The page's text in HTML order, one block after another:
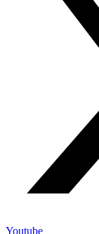
Youtube